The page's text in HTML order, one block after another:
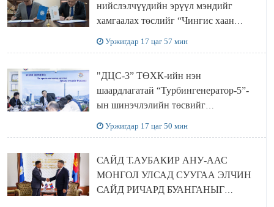
нийслэлчүүдийн эрүүл мэндийг
хамгаалах төслийг “Чингис хаан
Уржигдар 17 цаг 57 мин
"ДЦС-3” ТӨХК-ийн нэн
шаардлагатай “Турбингенератор-5”-
ын шинэчлэлийн төсвийг
Уржигдар 17 цаг 50 мин
САЙД Т.АУБАКИР АНУ-ААС
МОНГОЛ УЛСАД СУУГАА ЭЛЧИН
САЙД РИЧАРД БУАНГАНЫГ